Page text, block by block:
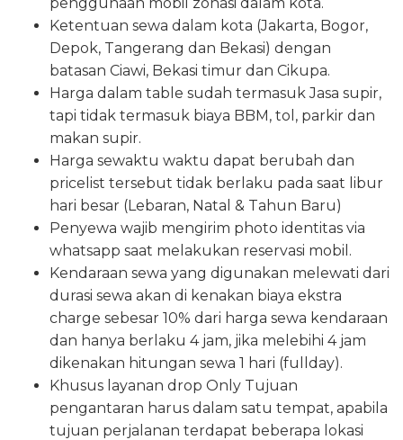
penggunaan mobil zonasi dalam kota.
Ketentuan sewa dalam kota (Jakarta, Bogor,
Depok, Tangerang dan Bekasi) dengan
batasan Ciawi, Bekasi timur dan Cikupa.
Harga dalam table sudah termasuk Jasa supir,
tapi tidak termasuk biaya BBM, tol, parkir dan
makan supir.
Harga sewaktu waktu dapat berubah dan
pricelist tersebut tidak berlaku pada saat libur
hari besar (Lebaran, Natal & Tahun Baru)
Penyewa wajib mengirim photo identitas via
whatsapp saat melakukan reservasi mobil.
Kendaraan sewa yang digunakan melewati dari
durasi sewa akan di kenakan biaya ekstra
charge sebesar 10% dari harga sewa kendaraan
dan hanya berlaku 4 jam, jika melebihi 4 jam
dikenakan hitungan sewa 1 hari (fullday).
Khusus layanan drop Only Tujuan
pengantaran harus dalam satu tempat, apabila
tujuan perjalanan terdapat beberapa lokasi